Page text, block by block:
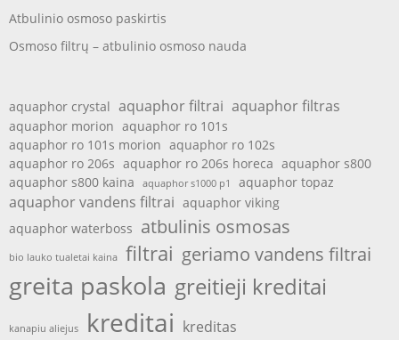
Atbulinio osmoso paskirtis
Osmoso filtrų – atbulinio osmoso nauda
aquaphor crystal aquaphor filtrai aquaphor filtras
aquaphor morion aquaphor ro 101s
aquaphor ro 101s morion aquaphor ro 102s
aquaphor ro 206s aquaphor ro 206s horeca aquaphor s800
aquaphor s800 kaina
aquaphor s1000 p1 aquaphor topaz
aquaphor vandens filtrai aquaphor viking
aquaphor waterboss atbulinis osmosas
bio lauko tualetai kaina filtrai geriamo vandens filtrai
greita paskola greitieji kreditai
kanapiu aliejus kreditai kreditas